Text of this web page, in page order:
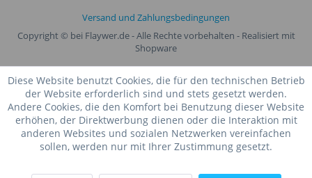
Versand und Zahlungsbedingungen
Copyright © bei Flaywer.de - Alle Rechte vorbehalten - Realisiert mit
Shopware
Diese Website benutzt Cookies, die für den technischen Betrieb
der Website erforderlich sind und stets gesetzt werden.
Andere Cookies, die den Komfort bei Benutzung dieser Website
erhöhen, der Direktwerbung dienen oder die Interaktion mit
anderen Websites und sozialen Netzwerken vereinfachen
sollen, werden nur mit Ihrer Zustimmung gesetzt.